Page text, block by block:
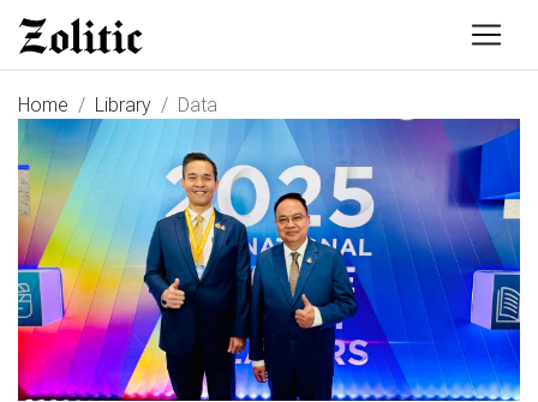
Home Library Data